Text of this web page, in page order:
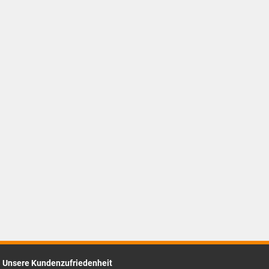
Unsere Kundenzufriedenheit